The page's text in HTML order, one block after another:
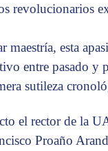
revolucionarios
maestría, esta
entre pasado y
sutileza
el rector de la
Proaño